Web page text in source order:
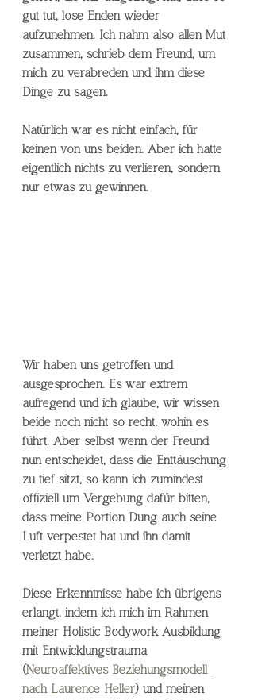
gut tut, lose Enden wieder
aufzunehmen. Ich nahm also allen Mut
zusammen, schrieb dem Freund, um
mich zu verabreden und ihm diese
Dinge zu sagen.
Natürlich war es nicht einfach, für
keinen von uns beiden. Aber ich hatte
eigentlich nichts zu verlieren, sondern
nur etwas zu gewinnen.
Wir haben uns getroffen und
ausgesprochen. Es war extrem
aufregend und ich glaube, wir wissen
beide noch nicht so recht, wohin es
führt. Aber selbst wenn der Freund
nun entscheidet, dass die Enttäuschung
zu tief sitzt, so kann ich zumindest
offiziell um Vergebung dafür bitten,
dass meine Portion Dung auch seine
Luft verpestet hat und ihn damit
verletzt habe.
Diese Erkenntnisse habe ich übrigens
erlangt, indem ich mich im Rahmen
meiner Holistic Bodywork Ausbildung
mit Entwicklungstrauma
(Neuroaffektives Beziehungsmodell
nach Laurence Heller) und meinen